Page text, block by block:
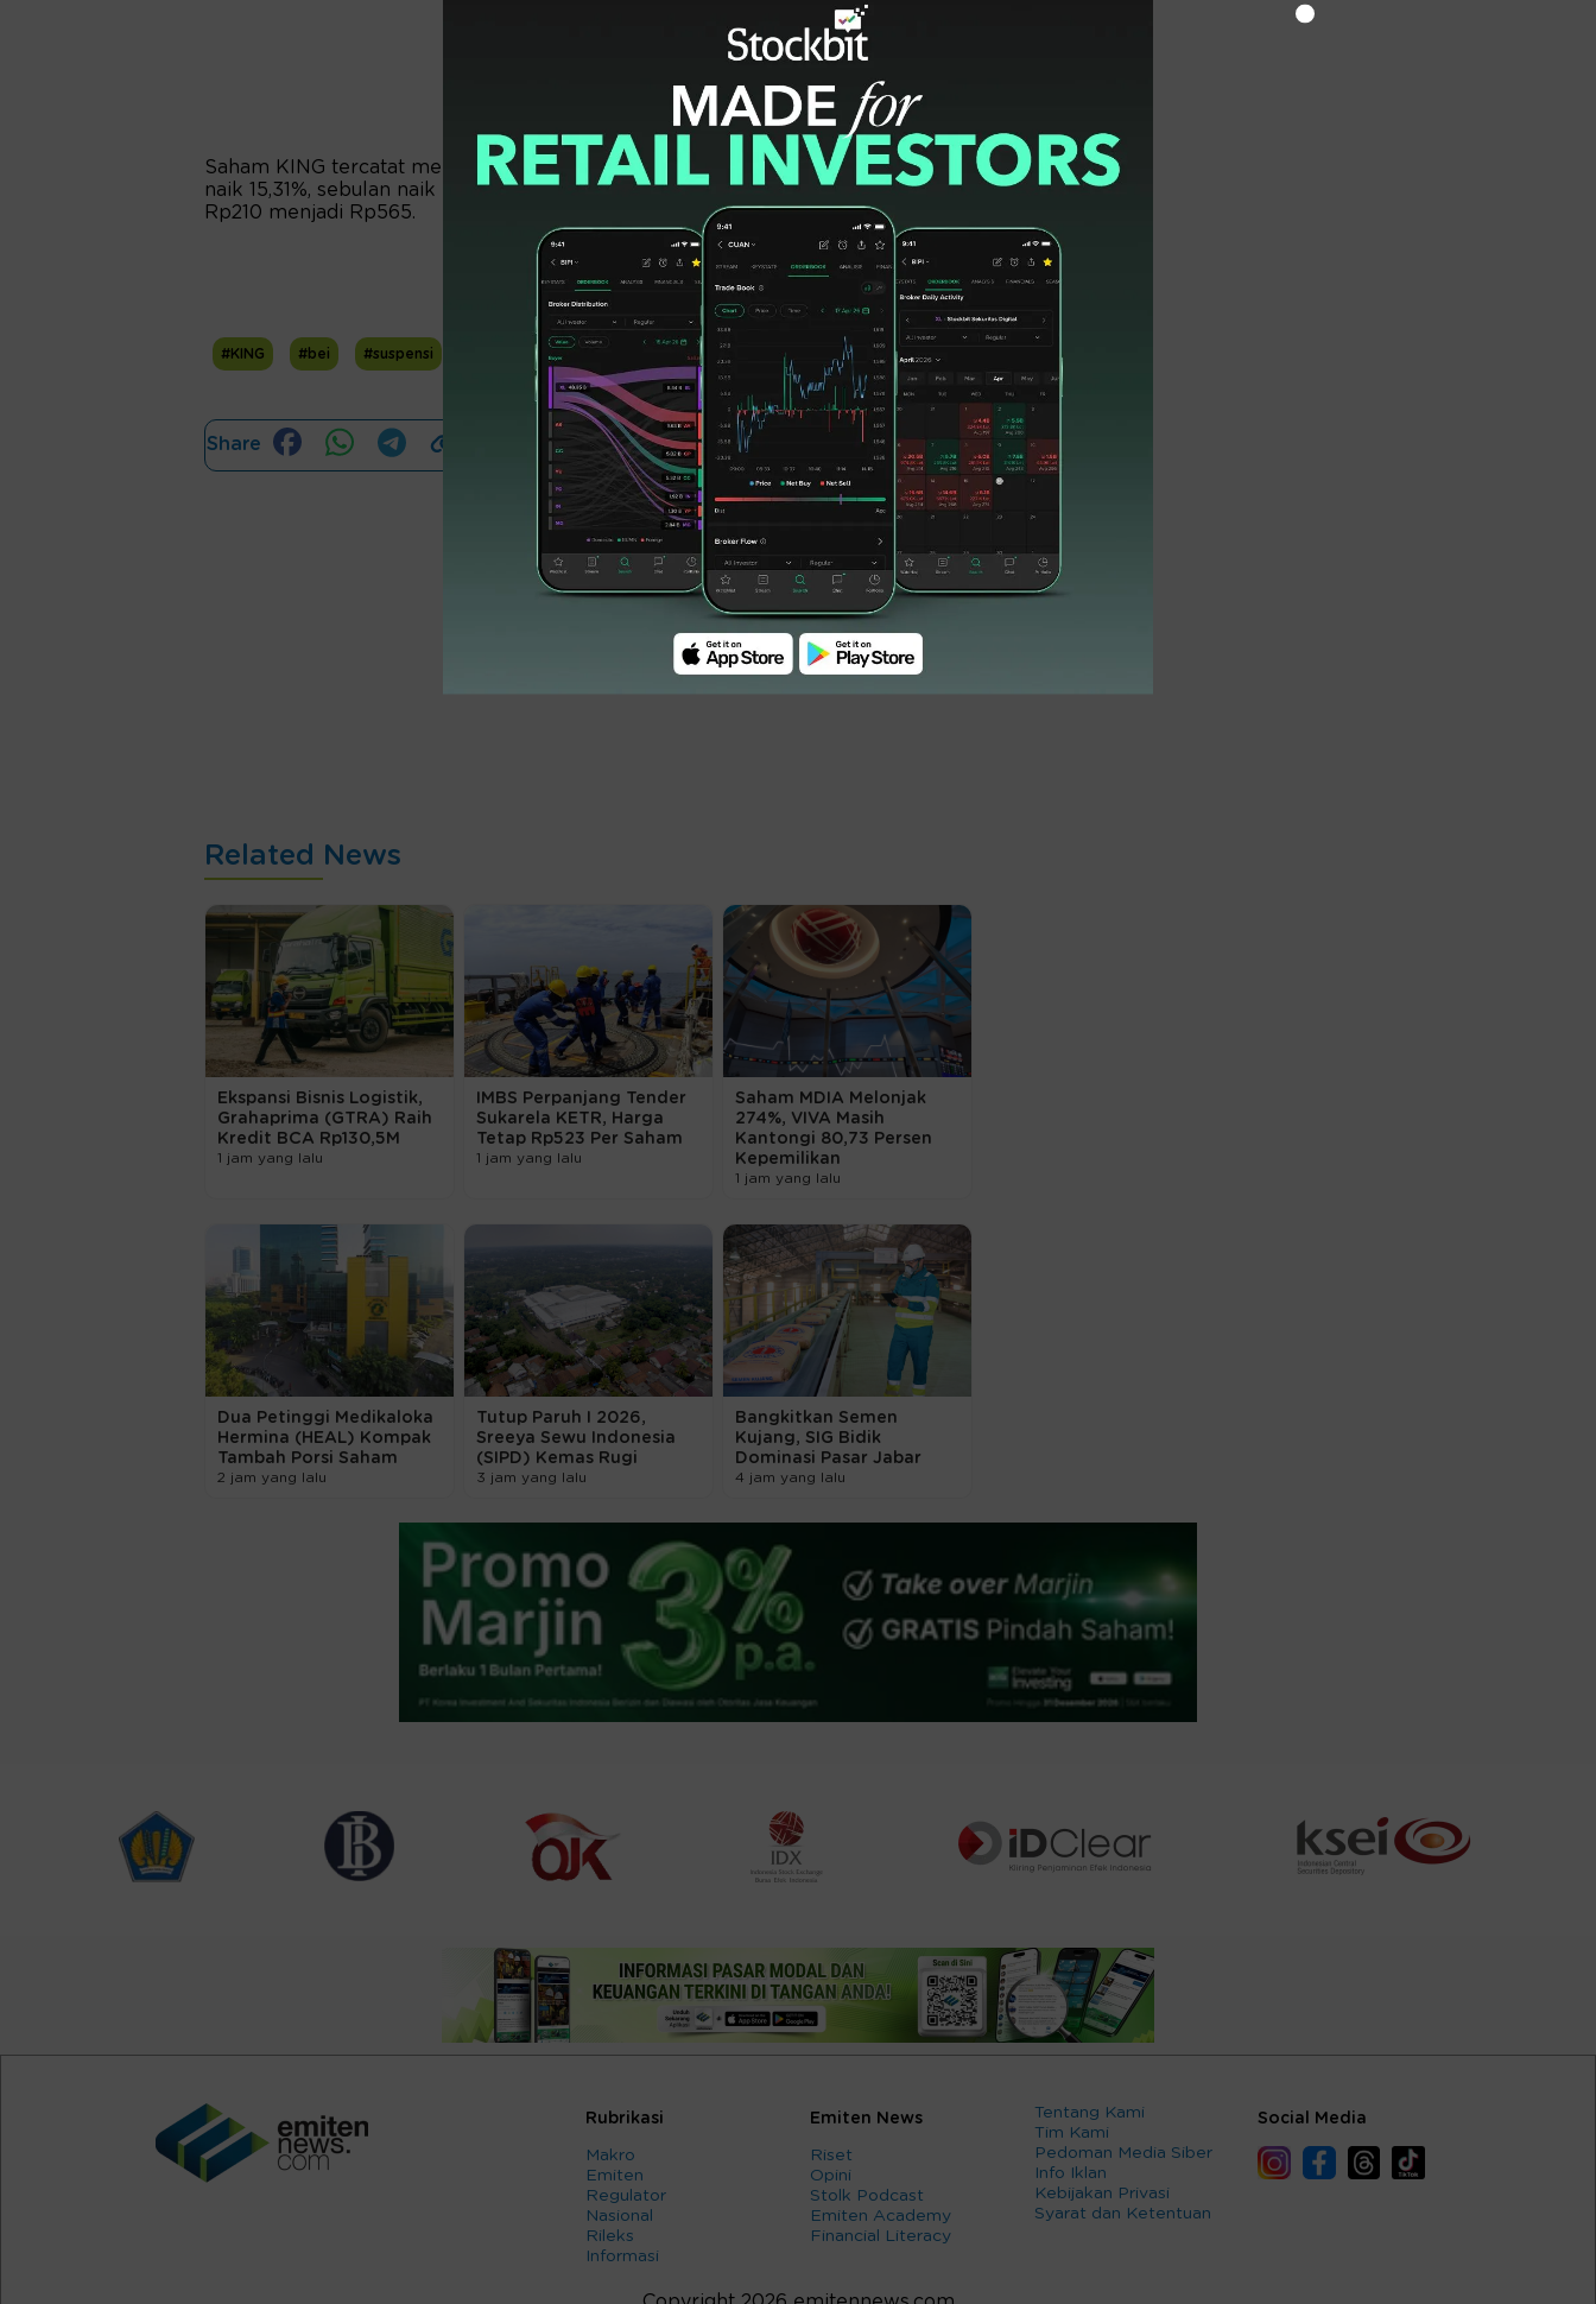
Saham KING tercatat melesat dalam beberapa periode terakhir. Dalam sepekan
naik 15,31%, sebulan naik 31,4%, dan secara year to date menguat 169% dari
Rp210 menjadi Rp565.
#KING #bei #suspensi #PT Hoffmen Cleanindo Tbk. (KING) #EmitenToday
Share
Related News
Ekspansi Bisnis Logistik,
Grahaprima (GTRA) Raih
Kredit BCA Rp130,5M
1 jam yang lalu
IMBS Perpanjang Tender
Sukarela KETR, Harga
Tetap Rp523 Per Saham
1 jam yang lalu
Saham MDIA Melonjak
274%, VIVA Masih
Kantongi 80,73 Persen
Kepemilikan
1 jam yang lalu
Dua Petinggi Medikaloka
Hermina (HEAL) Kompak
Tambah Porsi Saham
2 jam yang lalu
Tutup Paruh I 2026,
Sreeya Sewu Indonesia
(SIPD) Kemas Rugi
3 jam yang lalu
Bangkitkan Semen
Kujang, SIG Bidik
Dominasi Pasar Jabar
4 jam yang lalu
Rubrikasi
Makro
Emiten
Regulator
Nasional
Rileks
Informasi
Emiten News
Riset
Opini
Stolk Podcast
Emiten Academy
Financial Literacy
Tentang Kami
Tim Kami
Pedoman Media Siber
Info Iklan
Kebijakan Privasi
Syarat dan Ketentuan
Social Media